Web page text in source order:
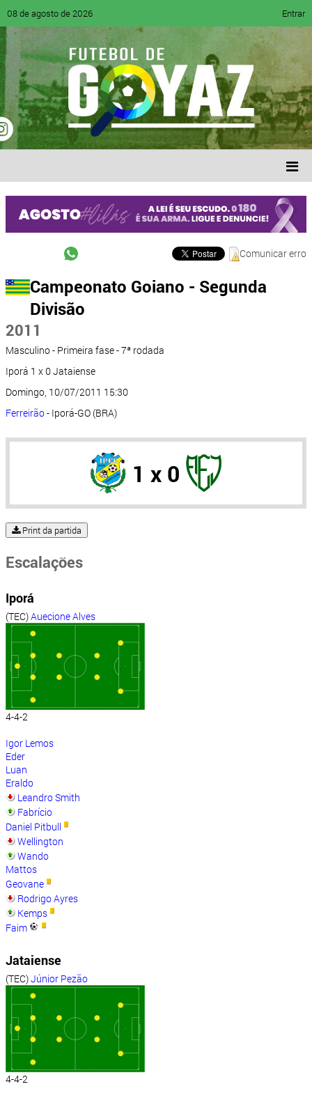
08 de agosto de 2026 Entrar
Comunicar erro
Campeonato Goiano - Segunda
Divisão
2011
Masculino - Primeira fase - 7ª rodada
Iporá 1 x 0 Jataiense
Domingo, 10/07/2011 15:30
Ferreirão- Iporá-GO (BRA)
1 x 0
Print da partida
Escalações
Iporá
(TEC)Auecione Alves
4-4-2
Igor Lemos
Eder
Luan
Eraldo
Leandro Smith
Fabrício
Daniel Pitbull
Wellington
Wando
Mattos
Geovane
Rodrigo Ayres
Kemps
Faim
Jataiense
(TEC)Júnior Pezão
4-4-2